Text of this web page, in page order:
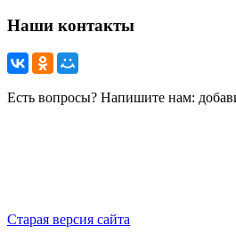
Наши контакты
Есть вопросы? Напишите нам:
Старая версия сайта